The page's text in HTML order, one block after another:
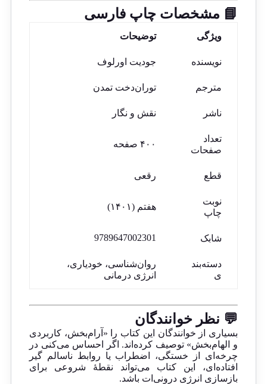
📘 مشخصات چاپ فارسی
ویژگی توضیحات
نویسنده جودیت اورلوف
مترجم توران‌دخت تمدن
ناشر نقش و نگار
تعداد
صفحات
۴۰۰ صفحه
قطع رقعی
نوبت
چاپ
هفتم (۱۴۰۱)
شابک 9789647002301
دسته‌بند
ی
روان‌شناسی، خودیاری،
انرژی درمانی
💬 نظر خوانندگان
بسیاری از خوانندگان این کتاب را «آرام‌بخش، کاربردی
و الهام‌بخش» توصیف کرده‌اند. اگر احساس می‌کنی در
چرخه‌ای از خستگی، اضطراب یا روابط ناسالم گیر
افتاده‌ای، این کتاب می‌تواند نقطهٔ شروعی برای
بازسازی انرژی درونی‌ات باشد.